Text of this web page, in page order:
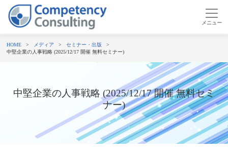
HOME メディア
セミナー・出版
中堅企業の人事戦略 (2025/12/17 開催 無料セミナー)
中堅企業の人事戦略 (2025/12/17 開催 無料セミ
ナー)